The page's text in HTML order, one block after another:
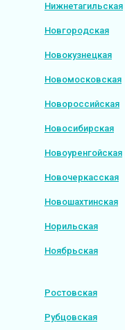
Нижнетагильская
Новгородская
Новокузнецкая
Новомосковская
Новороссийская
Новосибирская
Новоуренгойская
Новочеркасская
Новошахтинская
Норильская
Ноябрьская
Ростовская
Рубцовская